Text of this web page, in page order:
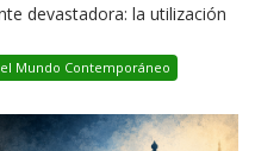
devastadora: la utilización
Mundo Contemporáneo